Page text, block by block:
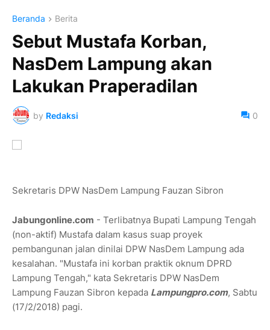
Beranda Berita
Sebut Mustafa Korban,
NasDem Lampung akan
Lakukan Praperadilan
by Redaksi 0
Sekretaris DPW NasDem Lampung Fauzan Sibron
Jabungonline.com - Terlibatnya Bupati Lampung Tengah
(non-aktif) Mustafa dalam kasus suap proyek
pembangunan jalan dinilai DPW NasDem Lampung ada
kesalahan. "Mustafa ini korban praktik oknum DPRD
Lampung Tengah," kata Sekretaris DPW NasDem
Lampung Fauzan Sibron kepada Lampungpro.com, Sabtu
(17/2/2018) pagi.